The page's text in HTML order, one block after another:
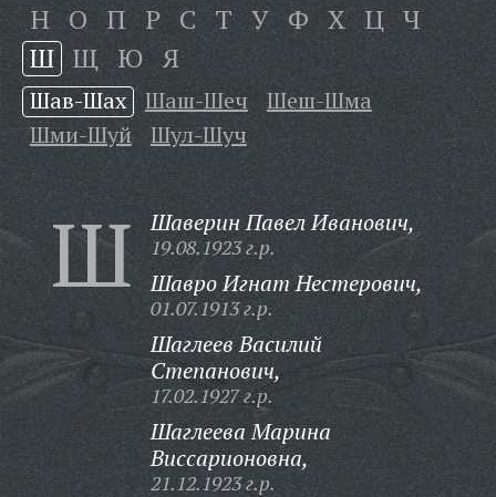
Н О П Р С Т У Ф Х Ц Ч
Ш Щ Ю Я
Шав-Шах Шаш-Шеч
Шеш-Шма
Шми-Шуй
Шул-Шуч
Ш Шаверин Павел Иванович,
19.08.1923 г.р.
Шавро Игнат Нестерович,
01.07.1913 г.р.
Шаглеев Василий
Степанович,
17.02.1927 г.р.
Шаглеева Марина
Виссарионовна,
21.12.1923 г.р.